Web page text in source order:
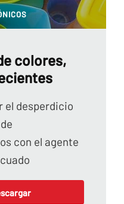
colores,
el desperdicio
con el agente